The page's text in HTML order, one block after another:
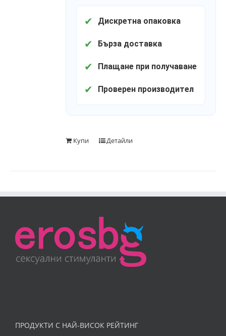
✔ Дискретна опаковка
✔ Бърза доставка
✔ Плащане при получаване
✔ Проверен производител
Купи Детайли
ПРОДУКТИ С НАЙ-ВИСОК РЕЙТИНГ